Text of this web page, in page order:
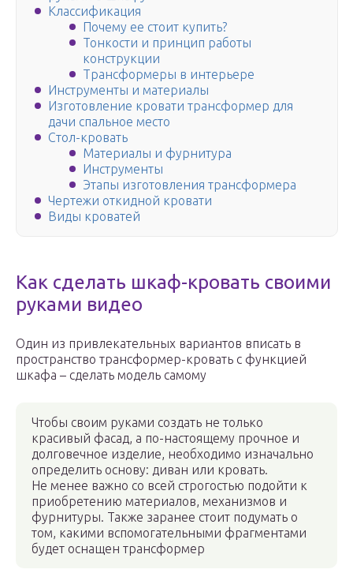
Классификация
Почему ее стоит купить?
Тонкости и принцип работы
конструкции
Трансформеры в интерьере
Инструменты и материалы
Изготовление кровати трансформер для
дачи спальное место
Стол-кровать
Материалы и фурнитура
Инструменты
Этапы изготовления трансформера
Чертежи откидной кровати
Виды кроватей
Как сделать шкаф-кровать своими
руками видео
Один из привлекательных вариантов вписать в
пространство трансформер-кровать с функцией
шкафа – сделать модель самому
Чтобы своим руками создать не только
красивый фасад, а по-настоящему прочное и
долговечное изделие, необходимо изначально
определить основу: диван или кровать.
Не менее важно со всей строгостью подойти к
приобретению материалов, механизмов и
фурнитуры. Также заранее стоит подумать о
том, какими вспомогательными фрагментами
будет оснащен трансформер